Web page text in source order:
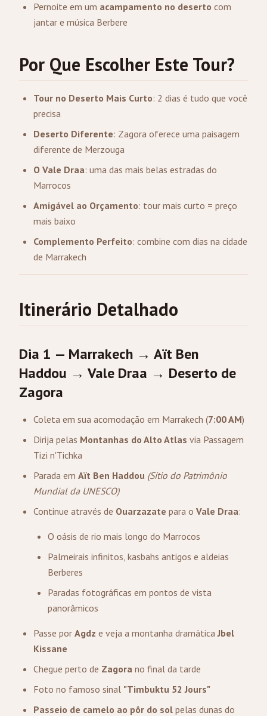
Pernoite em um acampamento no deserto com
jantar e música Berbere
Por Que Escolher Este Tour?
Tour no Deserto Mais Curto: 2 dias é tudo que você
precisa
Deserto Diferente: Zagora oferece uma paisagem
diferente de Merzouga
O Vale Draa: uma das mais belas estradas do
Marrocos
Amigável ao Orçamento: tour mais curto = preço
mais baixo
Complemento Perfeito: combine com dias na cidade
de Marrakech
Itinerário Detalhado
Dia 1 — Marrakech → Aït Ben
Haddou → Vale Draa → Deserto de
Zagora
Coleta em sua acomodação em Marrakech (7:00 AM)
Dirija pelas Montanhas do Alto Atlas via Passagem
Tizi n'Tichka
Parada em Aït Ben Haddou (Sítio do Patrimônio
Mundial da UNESCO)
Continue através de Ouarzazate para o Vale Draa:
O oásis de rio mais longo do Marrocos
Palmeirais infinitos, kasbahs antigos e aldeias
Berberes
Paradas fotográficas em pontos de vista
panorâmicos
Passe por Agdz e veja a montanha dramáticaJbel
Kissane
Chegue perto de Zagora no final da tarde
Foto no famoso sinal "Timbuktu 52 Jours"
Passeio de camelo ao pôr do sol pelas dunas do